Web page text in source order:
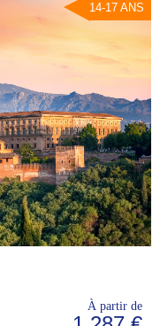
14-17 ANS
À partir de